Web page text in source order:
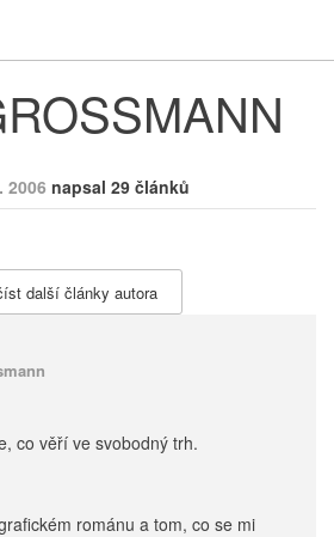
2006 napsal 29 článků
další články autora
co věří ve svobodný trh.
románu a tom, co se mi